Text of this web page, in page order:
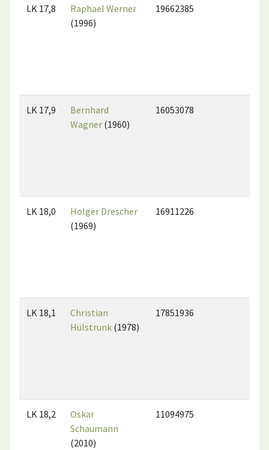
LK 17,8
Raphael Werner
(1996)
19662385
LK 17,9
Bernhard
Wagner (1960)
16053078
LK 18,0
Holger Drescher
(1969)
16911226
LK 18,1
Christian
Hülstrunk (1978)
17851936
LK 18,2
Oskar
Schaumann
(2010)
11094975